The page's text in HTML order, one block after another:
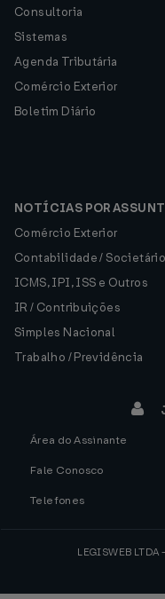
Consultoria
Sistemas
Agenda Tributária
Comércio Exterior
Boletim Diário
NOTÍCIAS POR
Comércio Exterior
Contabilidade / Societário
ICMS, IPI, ISS e Outros
IR / Contribuições
Simples Nacional
Trabalho / Previdência
Área do Assinante
Fale Conosco
Telefones
LEGISWEB